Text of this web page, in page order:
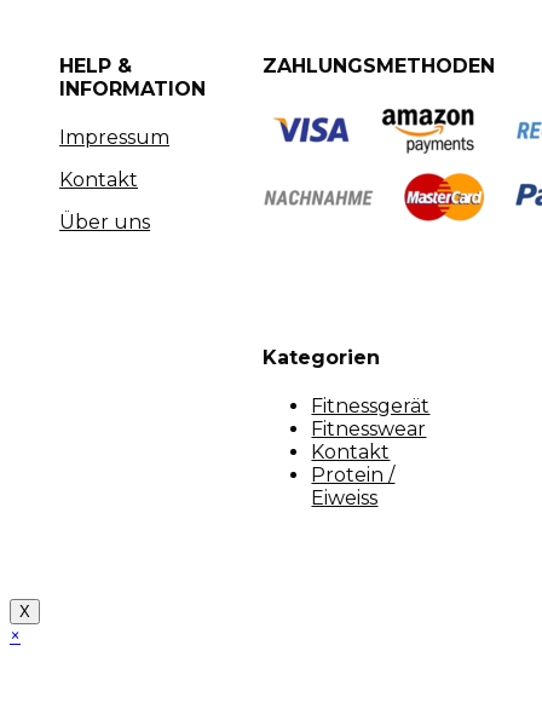
HELP &
INFORMATION
Impressum
Kontakt
Über uns
ZAHLUNGSMETHODEN
Kategorien
Fitnessgerät
Fitnesswear
Kontakt
Protein /
Eiweiss
X
×